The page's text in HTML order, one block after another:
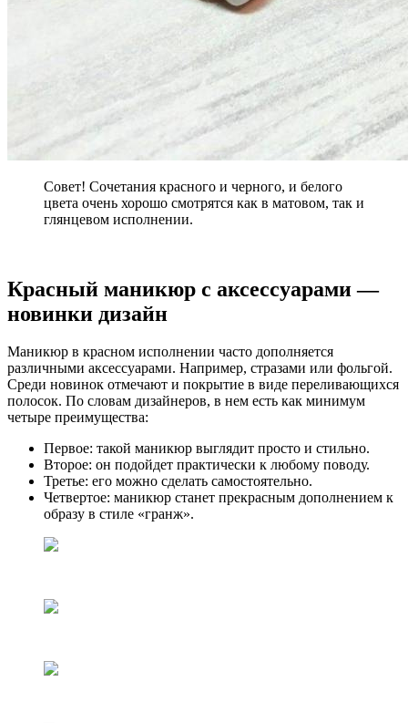
Совет! Сочетания красного и черного, и белого
цвета очень хорошо смотрятся как в матовом, так и
глянцевом исполнении.
Красный маникюр с аксессуарами —
новинки дизайн
Маникюр в красном исполнении часто дополняется
различными аксессуарами. Например, стразами или фольгой.
Среди новинок отмечают и покрытие в виде переливающихся
полосок. По словам дизайнеров, в нем есть как минимум
четыре преимущества:
Первое: такой маникюр выглядит просто и стильно.
Второе: он подойдет практически к любому поводу.
Третье: его можно сделать самостоятельно.
Четвертое: маникюр станет прекрасным дополнением к
образу в стиле «гранж».